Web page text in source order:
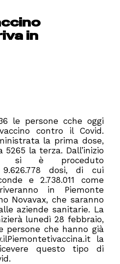
in
le persone cche oggi
contro il Covid.
la prima dose,
5265 la terza. Dall’inizio
si è proceduto
9.626.778 dosi, di cui
e 2.738.011 come
in Piemonte
Novavax, che saranno
aziende sanitarie. La
lunedì 28 febbraio,
persone che hanno già
la
questo tipo di